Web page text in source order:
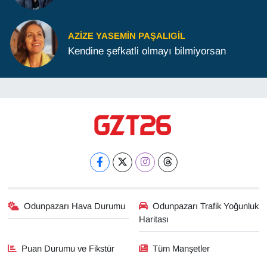
AZIZE YASEMIN PAŞALIGIL
Kendine şefkatli olmayı bilmiyorsan
Odunpazarı Hava Durumu
Odunpazarı Trafik Yoğunluk
Haritası
Puan Durumu ve Fikstür Tüm Manşetler